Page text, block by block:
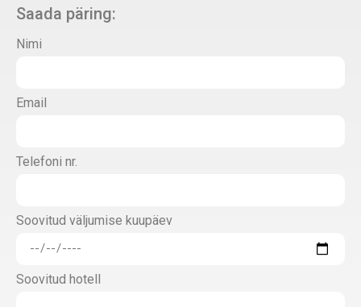
Saada päring:
Nimi
Email
Telefoni nr.
Soovitud väljumise kuupäev
Soovitud hotell